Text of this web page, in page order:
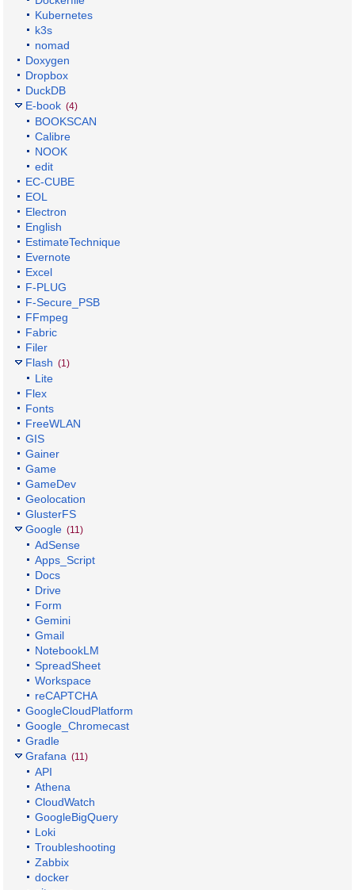
Kubernetes
k3s
nomad
Doxygen
Dropbox
DuckDB
E-book (4)
BOOKSCAN
Calibre
NOOK
edit
EC-CUBE
EOL
Electron
English
EstimateTechnique
Evernote
Excel
F-PLUG
F-Secure_PSB
FFmpeg
Fabric
Filer
Flash (1)
Lite
Flex
Fonts
FreeWLAN
GIS
Gainer
Game
GameDev
Geolocation
GlusterFS
Google (11)
AdSense
Apps_Script
Docs
Drive
Form
Gemini
Gmail
NotebookLM
SpreadSheet
Workspace
reCAPTCHA
GoogleCloudPlatform
Google_Chromecast
Gradle
Grafana (11)
API
Athena
CloudWatch
GoogleBigQuery
Loki
Troubleshooting
Zabbix
docker